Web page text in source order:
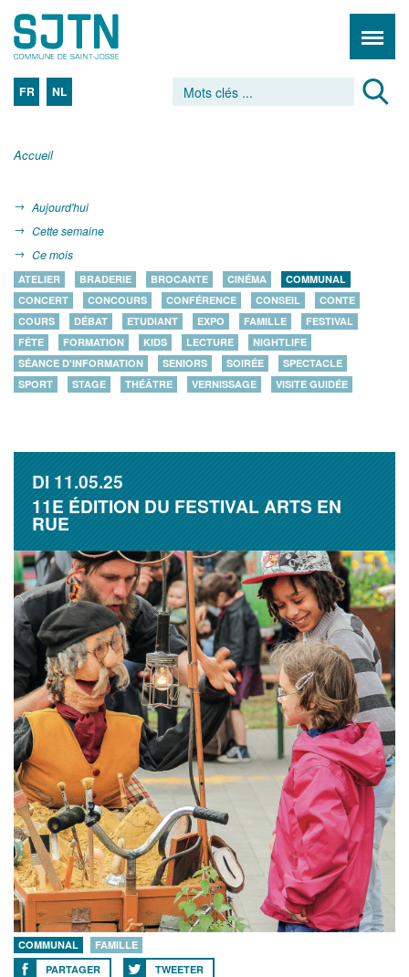
FR NL
Accueil
Aujourd'hui
Cette semaine
Ce mois
ATELIER BRADERIE BROCANTE CINÉMA
COMMUNAL
CONCERT
CONCOURS CONFÉRENCE CONSEIL
CONTE
COURS
DÉBAT ETUDIANT EXPO FAMILLE
FESTIVAL
FÊTE
FORMATION KIDS LECTURE
NIGHTLIFE
SÉANCE D'INFORMATION
SENIORS SOIRÉE
SPECTACLE
SPORT
STAGE THÉÂTRE VERNISSAGE VISITE GUIDÉE
DI11.05.25
11E ÉDITION DU FESTIVAL ARTS EN
RUE
COMMUNAL
FAMILLE
PARTAGER
TWEETER